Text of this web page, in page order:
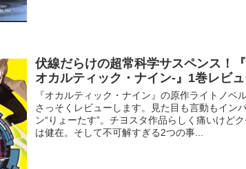
伏線だらけの超常科学サスペンス！
オカルティック・ナイン-』1巻レビ
『オカルティック・ナイン』の原作ライトノベ
さっそくレビューします。見た目も言動もイン
ン“りょーたす”。チヨスタ作品らしく痛いけど
は健在。そして不可解すぎる2つの事...